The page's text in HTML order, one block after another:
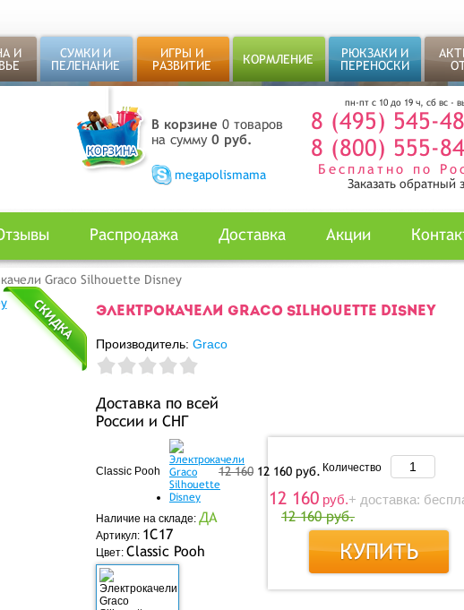
И
СУМКИ И
ПЕЛЕНАНИЕ
ИГРЫ И
РАЗВИТИЕ
КОРМЛЕНИЕ
РЮКЗАКИ И
ПЕРЕНОСКИ
В корзине 0 товаров
на сумму 0 руб.
megapolismama
пн-пт с 10 до 19 ч, сб вс -
8 (495) 545-
8 (800) 555-
Бесплатно по
Заказать обратный
Распродажа Доставка Акции
Graco Silhouette Disney
ЭЛЕКТРОКАЧЕЛИ GRACO SILHOUETTE DISNEY
Производитель: Graco
Доставка по всей
России и СНГ
Classic Pooh 12 160 12 160 руб. Количество
12 160 руб.+ доставка:
12 160 руб.
Наличие на складе: ДА
Артикул: 1C17
Цвет: Classic Pooh